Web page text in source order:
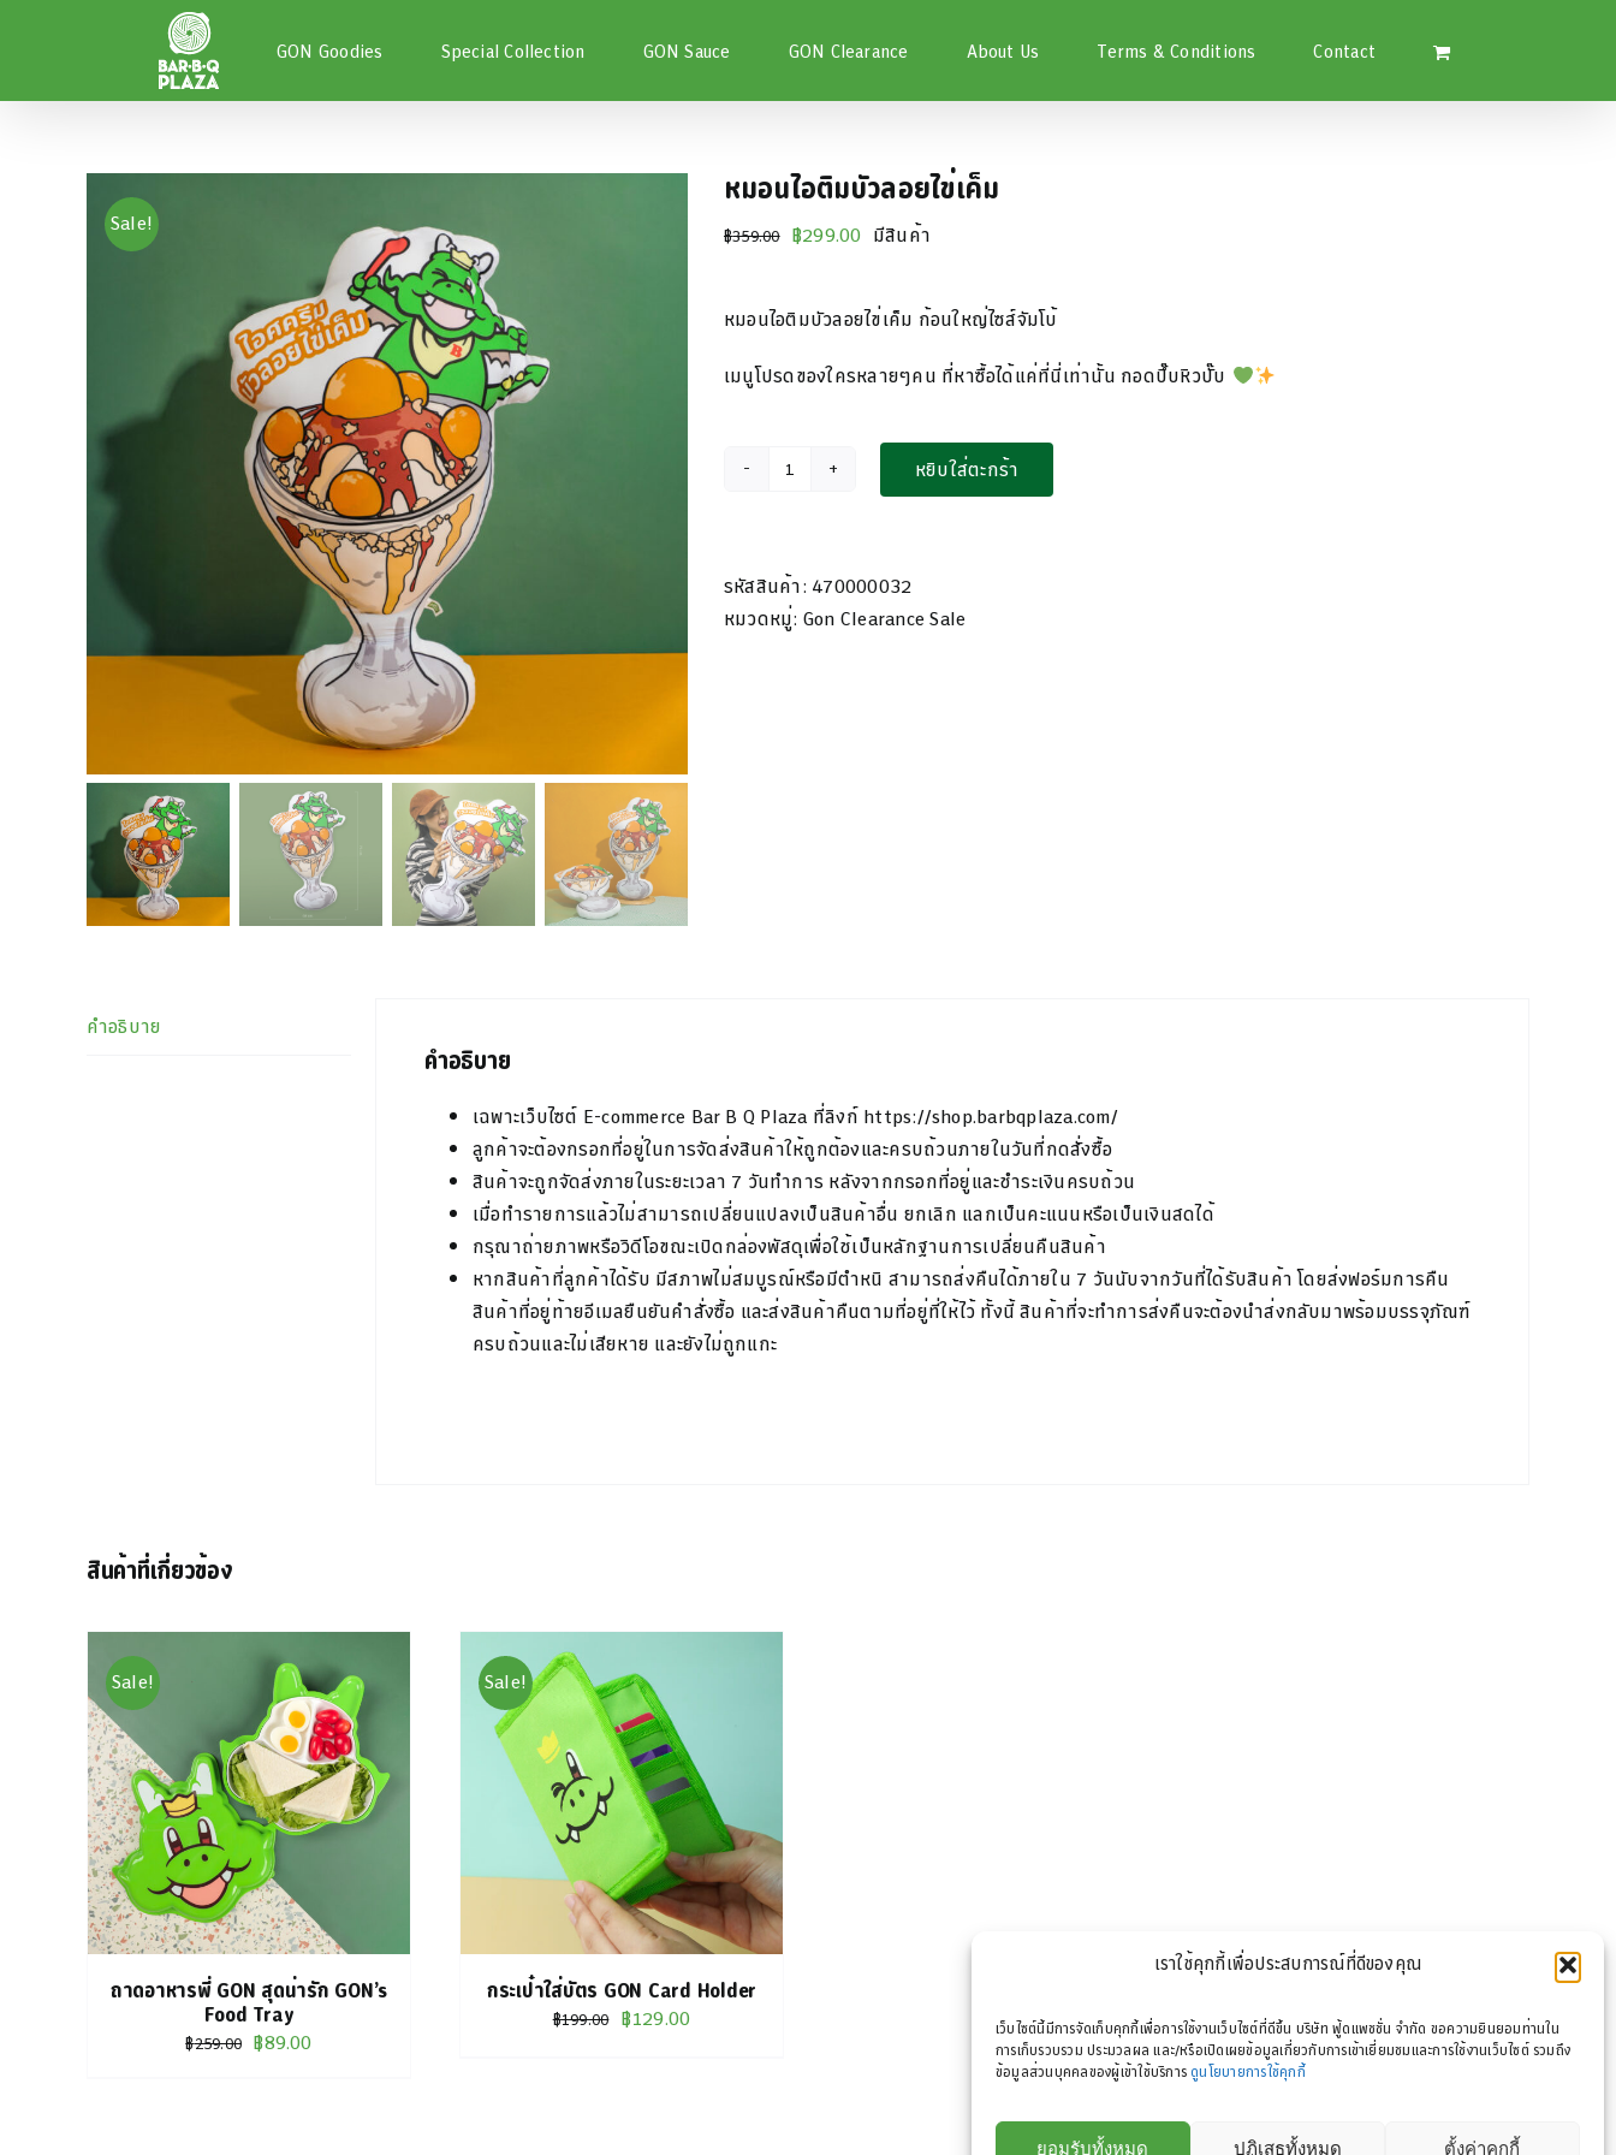
เราใช้คุกกี้เพื่อประสบการณ์ที่ดีของคุณ
เว็บไซต์นี้มีการจัดเก็บคุกกี้เพื่อการใช้งานเว็บไซต์ที่ดีขึ้น บริษัท ฟู้ดแพชชั่น จำกัด ขอความยินยอมท่านใน
การเก็บรวบรวม ประมวลผล และ/หรือเปิดเผยข้อมูลเกี่ยวกับการเข้าเยี่ยมชมและการใช้งานเว็บไซต์ รวมถึง
ข้อมูลส่วนบุคคลของผู้เข้าใช้บริการดูนโยบายการใช้คุกกี้
ยอมรับทั้งหมด ปฏิเสธทั้งหมด ตั้งค่าคุกกี้
GON Goodies Special Collection GON Sauce GON Clearance About Us Terms & Conditions Contact
Sale!
หมอนไอติมบัวลอยไข่เค็ม
฿359.00 Original
฿359.00.
฿299.00Current
is:
฿299.00.
มีสินค้า
หมอนไอติมบัวลอยไข่เค็ม ก้อนใหญ่ไซส์จัมโบ้
เมนูโปรดของใครหลายๆคน ที่หาซื้อได้แค่ที่นี่เท่านั้น กอดปึ๊บหิวปั๊บ
จำนวน
ติม
บัวลอย
หยิบใส่ตะกร้า
รหัสสินค้า: 470000032
หมวดหมู่: Gon Clearance Sale
คำอธิบาย
คำอธิบาย
เฉพาะเว็บไซต์ E-commerce Bar B Q Plaza ที่ลิงก์ https://shop.barbqplaza.com/
ลูกค้าจะต้องกรอกที่อยู่ในการจัดส่งสินค้าให้ถูกต้องและครบถ้วนภายในวันที่กดสั่งซื้อ
สินค้าจะถูกจัดส่งภายในระยะเวลา 7 วันทำการ หลังจากกรอกที่อยู่และชำระเงินครบถ้วน
เมื่อทำรายการแล้วไม่สามารถเปลี่ยนแปลงเป็นสินค้าอื่น ยกเลิก แลกเป็นคะแนนหรือเป็นเงินสดได้
กรุณาถ่ายภาพหรือวิดีโอขณะเปิดกล่องพัสดุเพื่อใช้เป็นหลักฐานการเปลี่ยนคืนสินค้า
หากสินค้าที่ลูกค้าได้รับ มีสภาพไม่สมบูรณ์หรือมีตำหนิ สามารถส่งคืนได้ภายใน 7 วันนับจากวันที่ได้รับสินค้า โดยส่งฟอร์มการคืน
สินค้าที่อยู่ท้ายอีเมลยืนยันคำสั่งซื้อ และส่งสินค้าคืนตามที่อยู่ที่ให้ไว้ ทั้งนี้ สินค้าที่จะทำการส่งคืนจะต้องนำส่งกลับมาพร้อมบรรจุภัณฑ์
ครบถ้วนและไม่เสียหาย และยังไม่ถูกแกะ
สินค้าที่เกี่ยวข้อง
Sale!
ถาดอาหารพี่ GON สุดน่ารัก GON’s
Food Tray
฿259.00 Original
฿89.00Current
Sale!
หยิบใส่ตะกร้า DETAILS
กระเป๋าใส่บัตร GON Card Holder
฿199.00 Original
฿129.00Current